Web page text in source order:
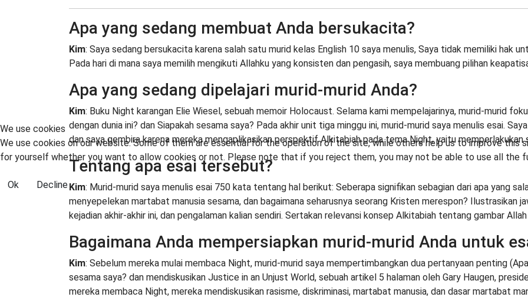
Apa yang sedang membuat Anda bersukacita?
Kim: Saya sedang bersukacita karena salah satu murid kelas English 10 saya menulis, Saya tidak memiliki hak
Pada hari di mana saya memilih mengikuti Allahku yang konsisten dan pengasih, saya membuang pilihan
Apa yang sedang dipelajari murid-murid Anda?
Kim: Buku Night karangan Elie Wiesel, sebuah memoir Holocaust. Selama kami mempelajarinya, murid-murid
dengan dunia ini? dan Siapakah sesama saya? Pada akhir unit tiga minggu ini, murid-murid saya menulis esai.
dan saya gembira karena mereka mengaplikasikan perspektif Alkitabiah pada tema Night, yaitu memperlakukan
Tentang apa esai tersebut?
Kim: Murid-murid saya menulis esai 750 kata tentang hal berikut: Seberapa signifikan sebagian dari apa yang
menyepelekan martabat manusia sesama, dan bagaimana seharusnya seorang Kristen merespon? Ilustrasikan
kejadian akhir-akhir ini, dan pengalaman kalian sendiri. Sertakan relevansi konsep Alkitabiah tentang gambar
Bagaimana Anda mempersiapkan murid-murid Anda untuk
Kim: Sebelum mereka mulai membaca Night, murid-murid saya mempertimbangkan dua pertanyaan penting (Apa
sesama saya? dan mendiskusikan Justice in an Unjust World, sebuah artikel 5 halaman oleh Gary Haugen,
mereka membaca Night, mereka mendiskusikan rasisme, diskriminasi, martabat manusia, dan dasar martabat
We use cookies
We use cookies on our website. Some of them are essential for the operation of the site, while others help us to improve this
for yourself whether you want to allow cookies or not. Please note that if you reject them, you may not be able to use all the
Ok Decline